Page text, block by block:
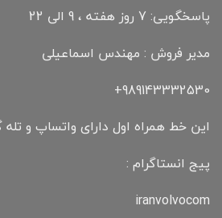
پاسخگویی: 7 روز هفته ، 9 الی 22
مدیر فروش : مهندس اسماعیلی
989143332530+
این خط همراه اول دارای واتساپ و
پیج انستاگرام :
iranvolvocom